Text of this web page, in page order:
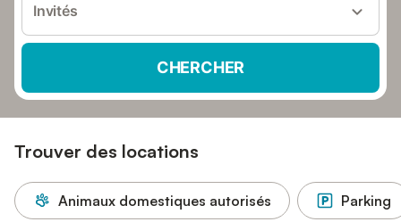
Invités
CHERCHER
Trouver des locations
Animaux domestiques autorisés Parking